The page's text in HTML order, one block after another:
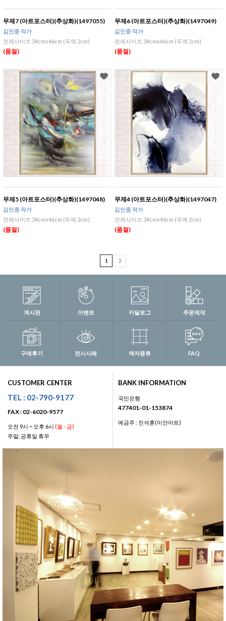
무제7 (아트포스터)(추상화)(1497055)
김인중 작가
전체사이즈 34cmx46cm (두께 2cm)
(품절)
무제6 (아트포스터)(추상화)(1497049)
김인중 작가
전체사이즈 34cmx46cm (두께 2cm)
(품절)
무제5 (아트포스터)(추상화)(1497048)
김인중 작가
전체사이즈 34cmx46cm (두께 2cm)
(품절)
무제4 (아트포스터)(추상화)(1497047)
김인중 작가
전체사이즈 34cmx46cm (두께 2cm)
(품절)
1 2
게시판 이벤트 카달로그 주문제작
구매후기 전시사례 액자종류 FAQ
CUSTOMER CENTER
TEL : 02-790-9177
FAX : 02-6020-9577
오전 9시 ~ 오후 6시 (월 - 금)
주말, 공휴일 휴무
BANK INFORMATION
국민은행
477401-01-153874
예금주 : 진석훈(이안아트)